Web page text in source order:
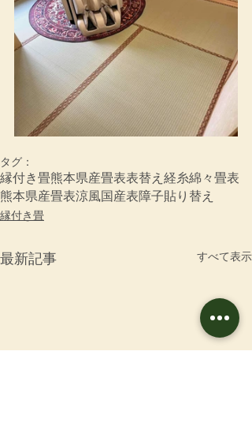
タグ：
縁付き畳熊本県産畳表表替え経糸綿々畳表
熊本県産畳表涼風国産表障子貼り替え
縁付き畳
最新記事 すべて表示